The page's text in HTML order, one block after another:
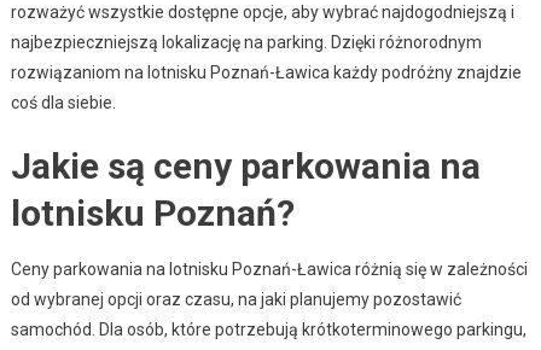
rozważyć wszystkie dostępne opcje, aby wybrać najdogodniejszą i
najbezpieczniejszą lokalizację na parking. Dzięki różnorodnym
rozwiązaniom na lotnisku Poznań-Ławica każdy podróżny znajdzie
coś dla siebie.
Jakie są ceny parkowania na
lotnisku Poznań?
Ceny parkowania na lotnisku Poznań-Ławica różnią się w zależności
od wybranej opcji oraz czasu, na jaki planujemy pozostawić
samochód. Dla osób, które potrzebują krótkoterminowego parkingu,